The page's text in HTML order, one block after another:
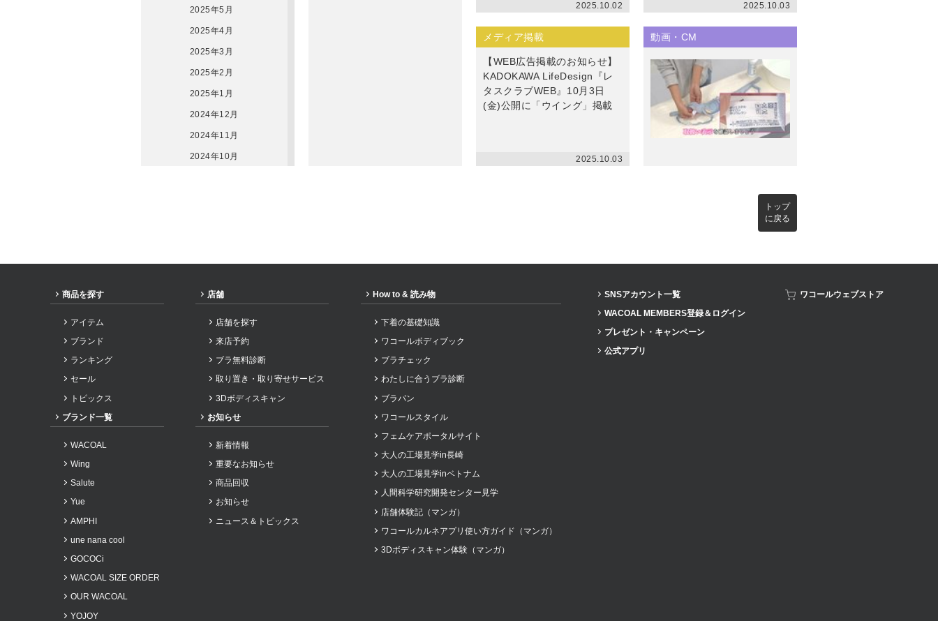
2025年5月
2025年4月
2025年3月
2025年2月
2025年1月
2024年12月
2024年11月
2024年10月
2024年2月
2024年1月
2023年12月
2023年11月
2023年8月
2023年7月
2023年6月
2025.10.02 2025.10.03
メディア掲載
【WEB広告掲載のお知らせ】
KADOKAWA LifeDesign『レ
タスクラブWEB』10月3日
(金)公開に「ウイング」掲載
2025.10.03
動画・CM
トップ
に戻る
商品を探す
アイテム
ブランド
ランキング
セール
トピックス
ブランド一覧
WACOAL
Wing
Salute
Yue
AMPHI
une nana cool
GOCOCi
WACOAL SIZE ORDER
OUR WACOAL
YOJOY
店舗
店舗を探す
来店予約
ブラ無料診断
取り置き・取り寄せサービス
3Dボディスキャン
お知らせ
新着情報
重要なお知らせ
商品回収
お知らせ
ニュース＆トピックス
How to & 読み物
下着の基礎知識
ワコールボディブック
ブラチェック
わたしに合うブラ診断
ブラパン
ワコールスタイル
フェムケアポータルサイト
大人の工場見学in長崎
大人の工場見学inベトナム
人間科学研究開発センター見学
店舗体験記（マンガ）
ワコールカルネアプリ使い方ガイド（マンガ）
3Dボディスキャン体験（マンガ）
SNSアカウント一覧
WACOAL MEMBERS登録＆ログイン
プレゼント・キャンペーン
公式アプリ
ワコールウェブストア